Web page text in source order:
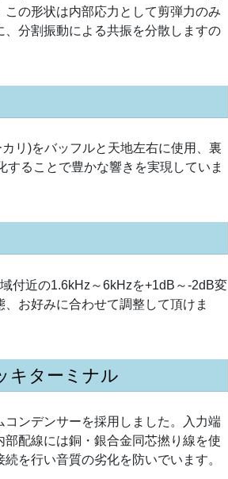
の形状は内部応力として剪弾力のみ
分割振動による共振を分散しますの
リ)をバッフルと天地左右に使用、裏
ることで豊かな響きを実現していま
付近の1.6kHz～6kHzを+1dB～-2dB変
お好みに合わせて調整して頂けま
キターミナル
ンデンサーを採用しました。入力端
配線には銅・銀合金同芯撚り線を使
を行い音質の劣化を防いでいます。